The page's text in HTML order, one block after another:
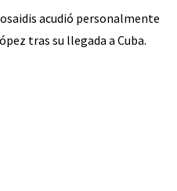
acudió personalmente
tras su llegada a Cuba.